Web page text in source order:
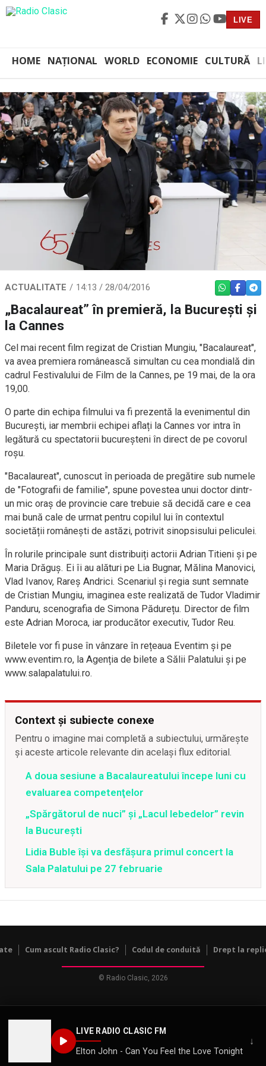
LIVE
HOME NAȚIONAL WORLD ECONOMIE CULTURĂ
LIVE RADIO CLASIC FM
Elton John - Can You Feel the Love Tonight
↓
ACTUALITATE 14:13 / 28/04/2016 WHATSAPP
„Bacalaureat” în premieră, la București și
la Cannes
Cel mai recent film regizat de Cristian Mungiu, "Bacalaureat",
va avea premiera românească simultan cu cea mondială din
cadrul Festivalului de Film de la Cannes, pe 19 mai, de la ora
19,00.
O parte din echipa filmului va fi prezentă la evenimentul din
București, iar membrii echipei aflați la Cannes vor intra în
legătură cu spectatorii bucureșteni în direct de pe covorul
roșu.
"Bacalaureat", cunoscut în perioada de pregătire sub numele
de "Fotografii de familie", spune povestea unui doctor dintr-
un mic oraș de provincie care trebuie să decidă care e cea
mai bună cale de urmat pentru copilul lui în contextul
societății românești de astăzi, potrivit sinopsisului peliculei.
În rolurile principale sunt distribuiți actorii Adrian Titieni și pe
Maria Drăguș. Ei îi au alături pe Lia Bugnar, Mălina Manovici,
Vlad Ivanov, Rareș Andrici. Scenariul și regia sunt semnate
de Cristian Mungiu, imaginea este realizată de Tudor Vladimir
Panduru, scenografia de Simona Pădurețu. Director de film
este Adrian Moroca, iar producător executiv, Tudor Reu.
Biletele vor fi puse în vânzare în rețeaua Eventim și pe
www.eventim.ro, la Agenția de bilete a Sălii Palatului și pe
www.salapalatului.ro.
Context și subiecte conexe
Pentru o imagine mai completă a subiectului, urmărește
și aceste articole relevante din același flux editorial.
A doua sesiune a Bacalaureatului începe luni cu
evaluarea competenţelor
„Spărgătorul de nuci” și „Lacul lebedelor” revin
la București
Lidia Buble își va desfășura primul concert la
Sala Palatului pe 27 februarie
Cum ascult Radio Clasic? Codul de conduită Drept la
© Radio Clasic, 2026